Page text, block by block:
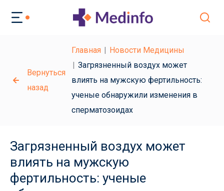
Вернуться
назад
Главная
Новости Медицины
Загрязненный воздух может
влиять на мужскую фертильность:
ученые обнаружили изменения в
сперматозоидах
Загрязненный воздух может
влиять на мужскую
фертильность: ученые